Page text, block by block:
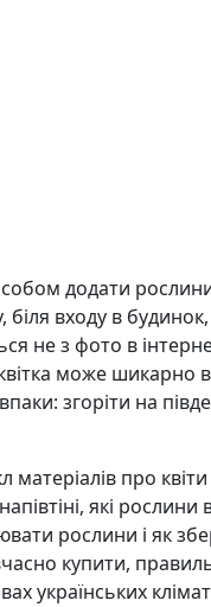
додати
входу в
не з фото в
може шикарно
згоріти на
матеріалів про
які
рослини і як
купити,
українських